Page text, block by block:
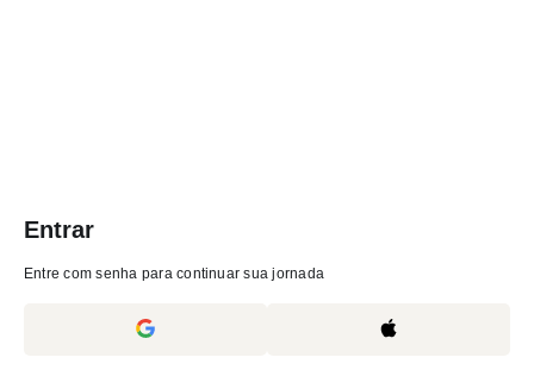
Entrar
Entre com senha para continuar sua jornada